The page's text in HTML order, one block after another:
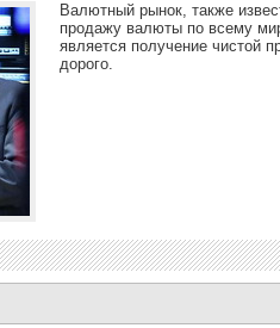
Валютный рынок, также
продажу валюты по всему
является получение чистой
дорого.